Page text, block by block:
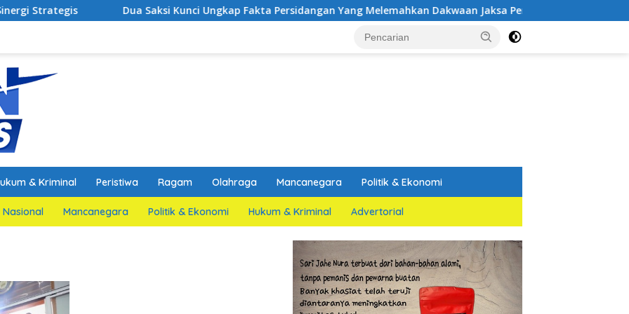
Dua Saksi Kunci Ungkap Fakta Persidangan Yang Melemahkan Dakwaan Jaksa Penuntut Umum
& Kriminal Peristiwa Ragam Olahraga Mancanegara Politik & Ekonomi
Nasional Mancanegara Politik & Ekonomi Hukum & Kriminal Advertorial